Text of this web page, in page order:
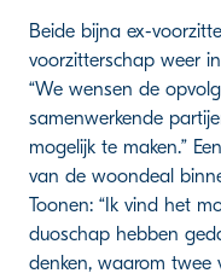
Beide bijna ex-
voorzitterschap weer
“We wensen de
samenwerkende
mogelijk te maken.”
van de woondeal
Toonen: “Ik vind het
duoschap hebben
denken, waarom twee